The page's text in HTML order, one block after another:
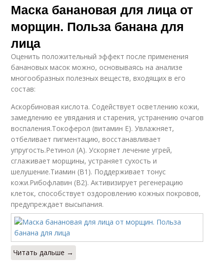
Жирная кожа
Маска банановая для лица от
морщин. Польза банана для
лица
Оценить положительный эффект после применения
банановых масок можно, основываясь на анализе
многообразных полезных веществ, входящих в его
состав:
Аскорбиновая кислота. Содействует осветлению кожи,
замедлению ее увядания и старения, устранению очагов
воспаления.Токоферол (витамин Е). Увлажняет,
отбеливает пигментацию, восстанавливает
упругость.Ретинол (А). Ускоряет лечение угрей,
сглаживает морщины, устраняет сухость и
шелушение.Тиамин (В1). Поддерживает тонус
кожи.Рибофлавин (В2). Активизирует регенерацию
клеток, способствует оздоровлению кожных покровов,
предупреждает высыпания.
Читать дальше →